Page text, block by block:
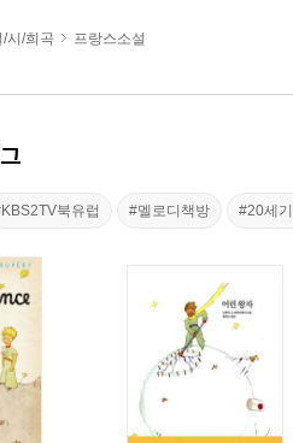
/시/희곡 프랑스소설
북유럽 #멜로디책방 #20세